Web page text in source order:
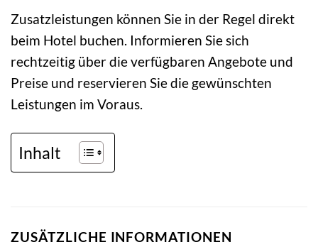
Zusatzleistungen können Sie in der Regel direkt
beim Hotel buchen. Informieren Sie sich
rechtzeitig über die verfügbaren Angebote und
Preise und reservieren Sie die gewünschten
Leistungen im Voraus.
Inhalt
ZUSÄTZLICHE INFORMATIONEN